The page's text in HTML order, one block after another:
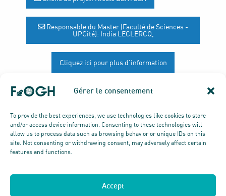
Gérer le consentement
To provide the best experiences, we use technologies like cookies to store
and/or access device information. Consenting to these technologies will
allow us to process data such as browsing behavior or unique IDs on this
site. Not consenting or withdrawing consent, may adversely affect certain
features and functions.
Accept
Responsable du Master (Faculté de Sciences -
UPCité): India LECLERCQ,
Cliquez ici pour plus d'information
Politique de cookies